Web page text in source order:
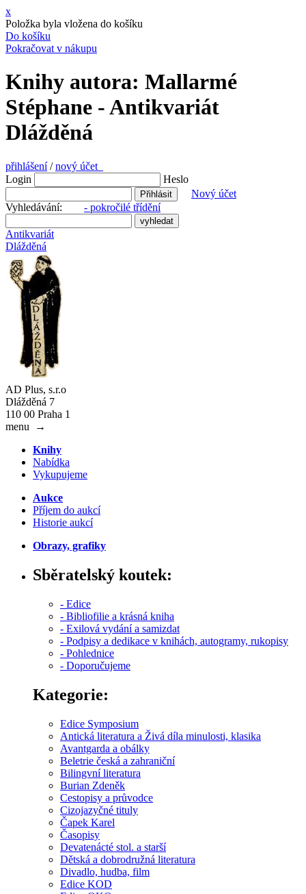
x
Položka byla vložena do košíku
Do košíku
Pokračovat v nákupu
Knihy autora: Mallarmé
Stéphane - Antikvariát
Dlážděná
přihlášení/nový účet
Login
Heslo
Nový účet
Vyhledávání: - pokročilé třídění
Antikvariát
Dlážděná
AD Plus, s.r.o
Dlážděná 7
110 00 Praha 1
menu
→
Knihy
Nabídka
Vykupujeme
Aukce
Příjem do aukcí
Historie aukcí
Obrazy, grafiky
Sběratelský koutek:
- Edice
- Bibliofilie a krásná kniha
- Exilová vydání a samizdat
- Podpisy a dedikace v knihách, autogramy, rukopisy
- Pohlednice
- Doporučujeme
Kategorie:
Edice Symposium
Antická literatura a Živá díla minulosti, klasika
Avantgarda a obálky
Beletrie česká a zahraniční
Bilingvní literatura
Burian Zdeněk
Cestopisy a průvodce
Cizojazyčné tituly
Čapek Karel
Časopisy
Devatenácté stol. a starší
Dětská a dobrodružná literatura
Divadlo, hudba, film
Edice KOD